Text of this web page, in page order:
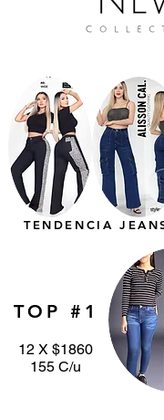
TENDENCIA
12 X $1860
155 C/u
TOP #1